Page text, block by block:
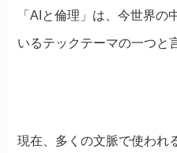
「AIと倫理」は、今世界の
いるテックテーマの一つと
現在、多くの文脈で使われ